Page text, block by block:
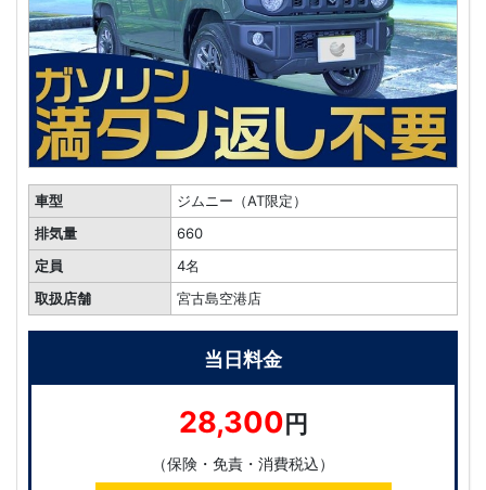
車型
ジムニー（AT限定）
排気量
660
定員
4名
取扱店舗
宮古島空港店
当日料金
28,300円
（保険・免責・消費税込）